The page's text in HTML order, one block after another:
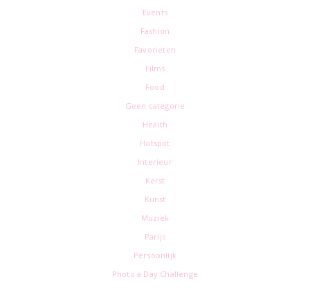
Events
Fashion
Favorieten
Films
Food
Geen categorie
Health
Hotspot
Interieur
Kerst
Kunst
Muziek
Parijs
Persoonlijk
Photo a Day Challenge